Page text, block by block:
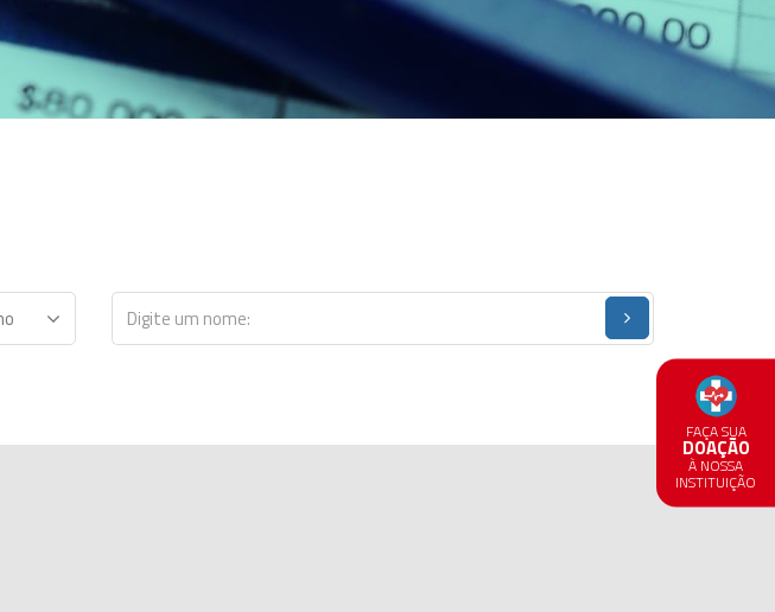
FAÇA SUA
DOAÇÃO
À NOSSA
INSTITUIÇÃO